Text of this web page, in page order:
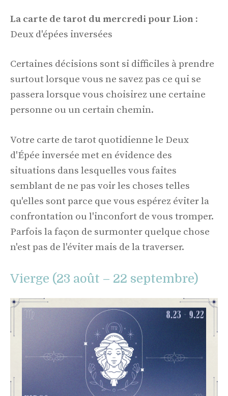
La carte de tarot du mercredi pour Lion :
Deux d'épées inversées
Certaines décisions sont si difficiles à prendre
surtout lorsque vous ne savez pas ce qui se
passera lorsque vous choisirez une certaine
personne ou un certain chemin.
Votre carte de tarot quotidienne le Deux
d'Épée inversée met en évidence des
situations dans lesquelles vous faites
semblant de ne pas voir les choses telles
qu'elles sont parce que vous espérez éviter la
confrontation ou l'inconfort de vous tromper.
Parfois la façon de surmonter quelque chose
n'est pas de l'éviter mais de la traverser.
Vierge (23 août – 22 septembre)